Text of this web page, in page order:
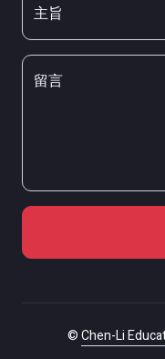
主旨
留言
©Chen-Li